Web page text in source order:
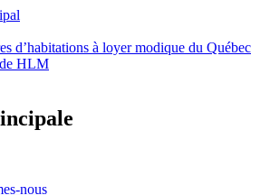
d’habitations à loyer modique du Québec
HLM
nous